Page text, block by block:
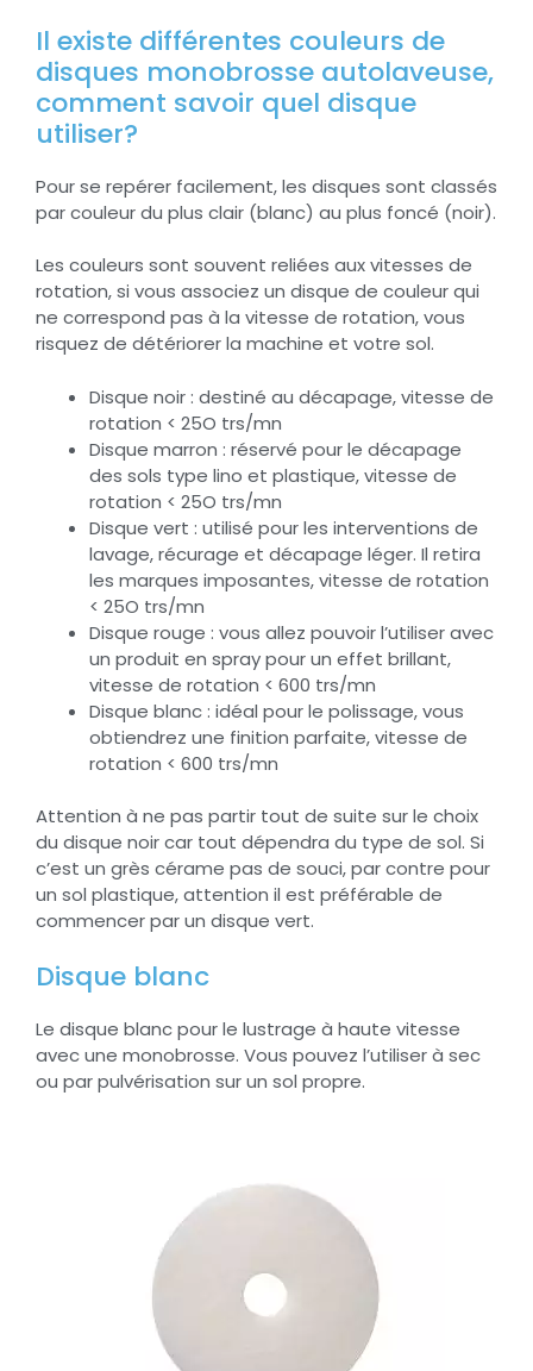
Il existe différentes couleurs de
disques monobrosse autolaveuse,
comment savoir quel disque
utiliser?
Pour se repérer facilement, les disques sont classés
par couleur du plus clair (blanc) au plus foncé (noir).
Les couleurs sont souvent reliées aux vitesses de
rotation, si vous associez un disque de couleur qui
ne correspond pas à la vitesse de rotation, vous
risquez de détériorer la machine et votre sol.
Disque noir : destiné au décapage, vitesse de
rotation < 25O trs/mn
Disque marron : réservé pour le décapage
des sols type lino et plastique, vitesse de
rotation < 25O trs/mn
Disque vert : utilisé pour les interventions de
lavage, récurage et décapage léger. Il retira
les marques imposantes, vitesse de rotation
< 25O trs/mn
Disque rouge : vous allez pouvoir l’utiliser avec
un produit en spray pour un effet brillant,
vitesse de rotation < 600 trs/mn
Disque blanc : idéal pour le polissage, vous
obtiendrez une finition parfaite, vitesse de
rotation < 600 trs/mn
Attention à ne pas partir tout de suite sur le choix
du disque noir car tout dépendra du type de sol. Si
c’est un grès cérame pas de souci, par contre pour
un sol plastique, attention il est préférable de
commencer par un disque vert.
Disque blanc
Le disque blanc pour le lustrage à haute vitesse
avec une monobrosse. Vous pouvez l’utiliser à sec
ou par pulvérisation sur un sol propre.